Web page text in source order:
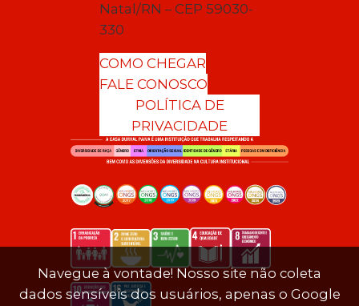
Natal/RN – CEP 59030-
330
COMO CHEGAR
FALE CONOSCO
POLÍTICA DE
PRIVACIDADE
Navegue à vontade! Nosso site não coleta
dados sensíveis dos usuários, apenas o Google